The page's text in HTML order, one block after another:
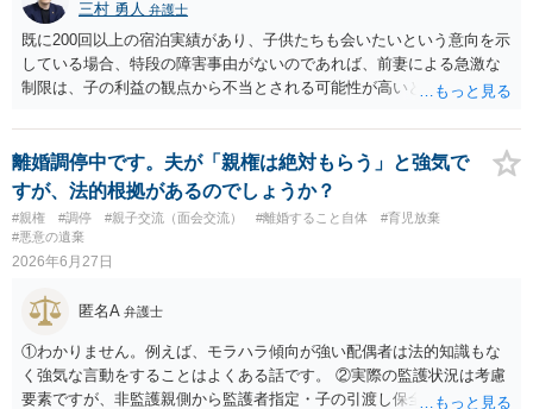
三村 勇人 弁護士
既に200回以上の宿泊実績があり、子供たちも会いたいという意向を示
している場合、特段の障害事由がないのであれば、前妻による急激な
制限は、子の利益の観点から不当とされる可能性が高いと考えられま
面会交流となることが期待できるかと思われます。
離婚調停中です。夫が「親権は絶対もらう」と強気で
すが、法的根拠があるのでしょうか？
#親権 #調停 #親子交流（面会交流） #離婚すること自体
#育児放棄
#悪意の遺棄
2026年6月27日
匿名A 弁護士
①わかりません。例えば、モラハラ傾向が強い配偶者は法的知識もな
く強気な言動をすることはよくある話です。 ②実際の監護状況は考慮
要素ですが、非監護親側から監護者指定・子の引渡し保全処分が申し